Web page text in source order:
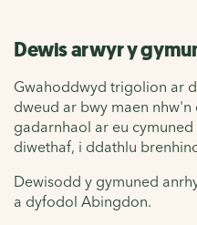
Dewis arwyr y
Gwahoddwyd trigolion ar
dweud ar bwy maen
gadarnhaol ar eu
diwethaf, i ddathlu
Dewisodd y gymuned
a dyfodol Abingdon.